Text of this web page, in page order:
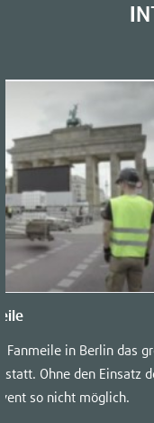
Fanmeile in Berlin das
Ohne den Einsatz
so nicht möglich.